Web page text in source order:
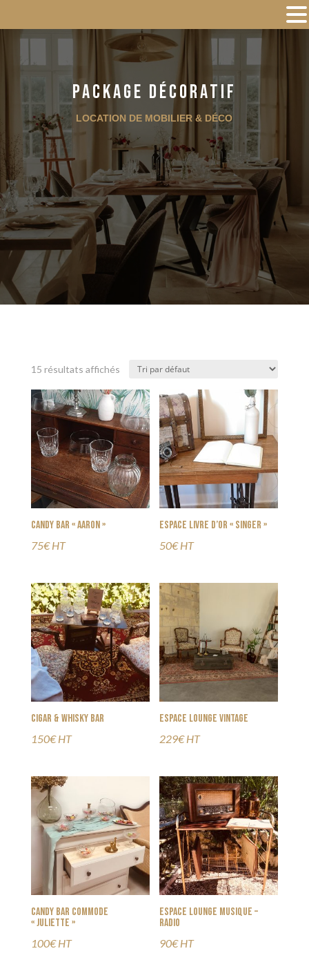
Package décoratif
LOCATION DE MOBILIER & DÉCO
15 résultats affichés
Candy Bar « Aaron »
75€ HT
Espace Livre d’or « Singer »
50€ HT
Cigar & Whisky Bar
150€ HT
Espace Lounge vintage
229€ HT
Candy Bar commode
« Juliette »
100€ HT
Espace Lounge Musique –
Radio
90€ HT